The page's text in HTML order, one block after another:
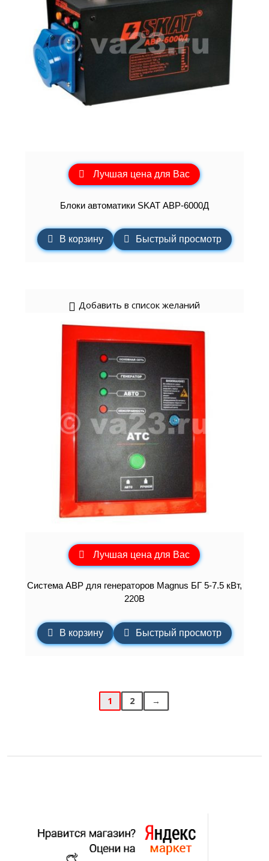
Лучшая цена для Вас
Блоки автоматики SKAT АВР-6000Д
В корзину Быстрый просмотр
Добавить в список желаний
Лучшая цена для Вас
Система АВР для генераторов Magnus БГ 5-7.5 кВт,
220В
В корзину Быстрый просмотр
1 2 →